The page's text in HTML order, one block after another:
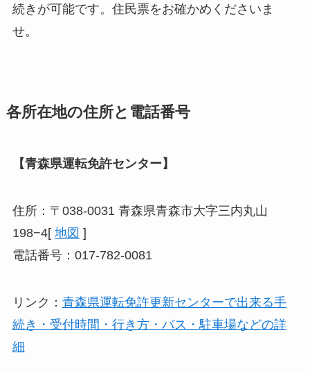
続きが可能です。住民票をお確かめくださいま
せ。
各所在地の住所と電話番号
【青森県運転免許センター】
住所：〒038-0031 青森県青森市大字三内丸山
198−4[ 地図 ]
電話番号：017-782-0081
リンク： 青森県運転免許更新センターで出来る手
続き・受付時間・行き方・バス・駐車場などの詳
細